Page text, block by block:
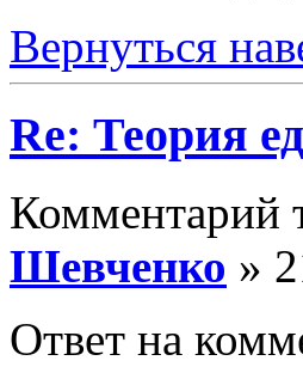
Вернуться
Re: Теория
Комментарий
Шевченко »
Ответ на